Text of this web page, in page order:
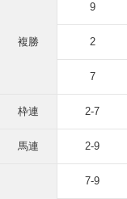
複勝
9
2
7
枠連 2-7
馬連 2-9
7-9